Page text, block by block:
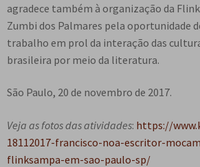
agradece também à organização da
Zumbi dos Palmares pela oportunidade
trabalho em prol da interação das
brasileira por meio da literatura.
São Paulo, 20 de novembro de 2017.
Veja as fotos das atividades: https://
18112017-francisco-noa-escritor-
flinksampa-em-sao-paulo-sp/